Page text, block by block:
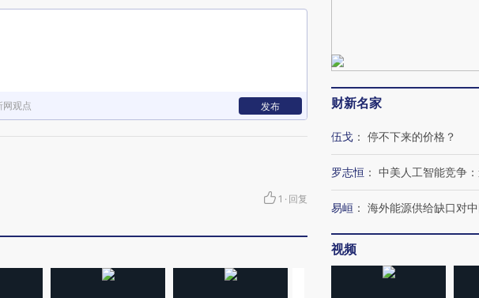
网观点 发布
1 · 回复
财新名家
伍戈 ： 停不下来的价格？
罗志恒 ： 中美人工智能竞争
易峘 ： 海外能源供给缺口对
视频